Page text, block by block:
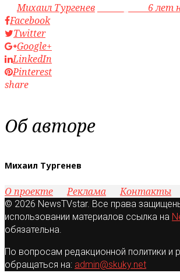
byМихаил Тургенев
6 лет
Facebook
Twitter
Google+
LinkedIn
Pinterest
share
Об авторе
Михаил Тургенев
О проекте Реклама Контакты
© 2026 NewsTVstar. Все права
использовании материалов ссылка на
обязательна.
По вопросам редакционной политики и
обращаться на: admin@skuky.net